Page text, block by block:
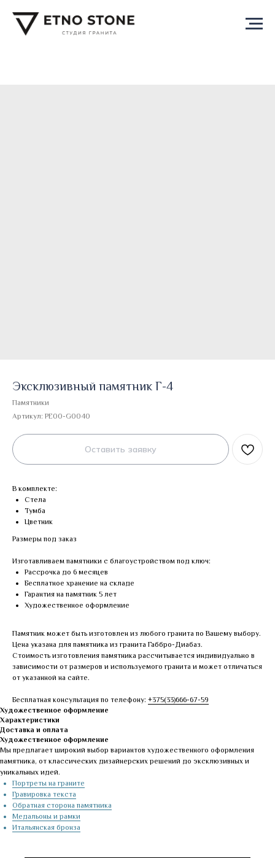
Эксклюзивный памятник Г-4
Памятники
Артикул: PE00-G0040
Оставить заявку
В комплекте:
Стела
Тумба
Цветник
Размеры под заказ
Изготавливаем памятники с благоустройством под ключ:
Рассрочка до 6 месяцев
Бесплатное хранение на складе
Гарантия на памятник 5 лет
Художественное оформление
Памятник может быть изготовлен из любого гранита по Вашему выбору.
Цена указана для памятника из гранита Габбро-Диабаз.
Стоимость изготовления памятника рассчитывается индивидуально в
зависимости от размеров и используемого гранита и может отличаться
от указанной на сайте.
Бесплатная консультация по телефону: +375(33)666-67-59
Художественное оформление
Характеристики
Доставка и оплата
Художественное оформление
Мы предлагает широкий выбор вариантов художественного оформления
памятника, от классических дизайнерских решений до эксклюзивных и
уникальных идей.
Портреты на граните
Гравировка текста
Обратная сторона памятника
Медальоны и рамки
Итальянская бронза